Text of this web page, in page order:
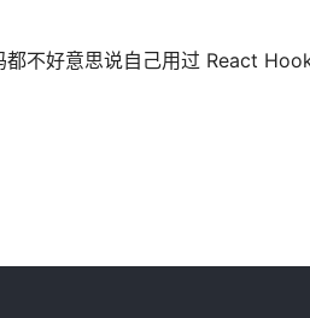
都不好意思说自己用过 React